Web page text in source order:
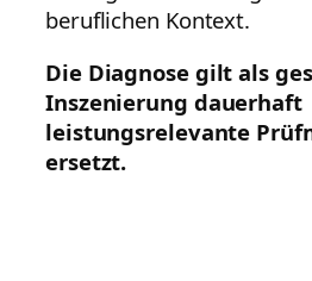
beruflichen Kontext.
Die Diagnose gilt als
Inszenierung dauerhaft
leistungsrelevante
ersetzt.